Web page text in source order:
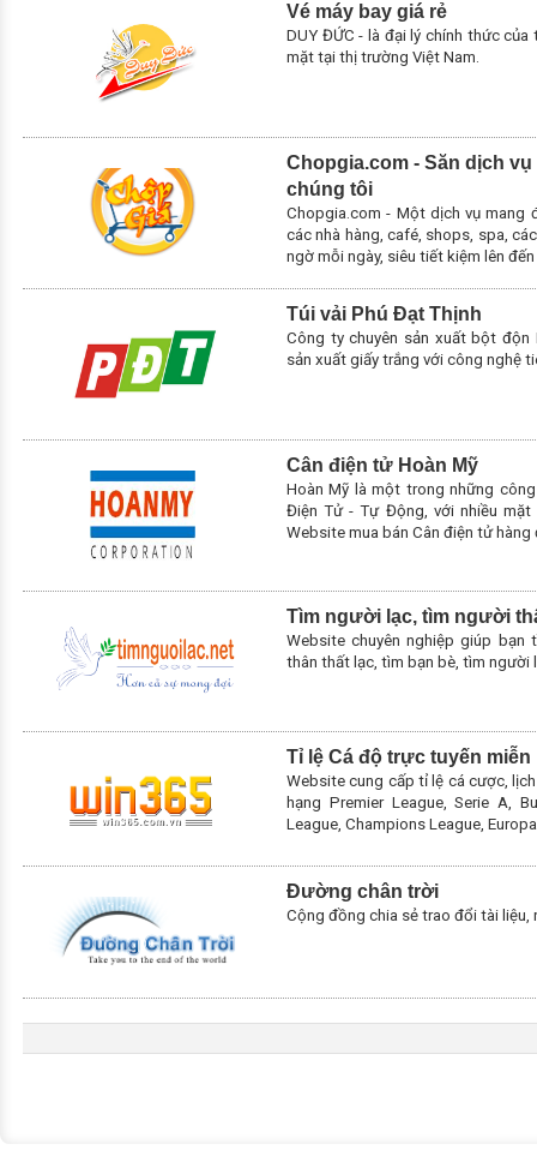
Vé máy bay giá rẻ
DUY ĐỨC - là đại lý chính thức
mặt tại thị trường Việt Nam.
Chopgia.com - Săn dịch
chúng tôi
Chopgia.com - Một dịch vụ mang
các nhà hàng, café, shops, spa,
ngờ mỗi ngày, siêu tiết kiệm lên đến
Túi vải Phú Đạt Thịnh
Công ty chuyên sản xuất bột độn
sản xuất giấy trắng với công nghệ
Cân điện tử Hoàn Mỹ
Hoàn Mỹ là một trong những
Điện Tử - Tự Động, với nhiều
Website mua bán Cân điện tử hàng
Tìm người lạc, tìm người
Website chuyên nghiệp giúp
thân thất lạc, tìm bạn bè, tìm
Tỉ lệ Cá độ trực tuyến miễn
Website cung cấp tỉ lệ cá cược,
hạng Premier League, Serie A,
League, Champions League,
Đường chân trời
Cộng đồng chia sẻ trao đổi tài liệu,